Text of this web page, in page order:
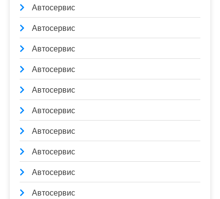
Автосервис
Автосервис
Автосервис
Автосервис
Автосервис
Автосервис
Автосервис
Автосервис
Автосервис
Автосервис